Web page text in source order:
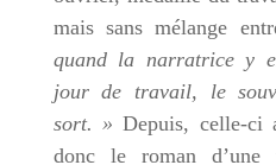
mais sans mélange
quand la narratrice y
jour de travail, le
sort. » Depuis, celle-ci
donc le roman